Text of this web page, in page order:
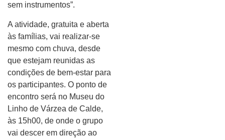
sem instrumentos”.
A atividade, gratuita e aberta
às famílias, vai realizar-se
mesmo com chuva, desde
que estejam reunidas as
condições de bem-estar para
os participantes. O ponto de
encontro será no Museu do
Linho de Várzea de Calde,
às 15h00, de onde o grupo
vai descer em direção ao